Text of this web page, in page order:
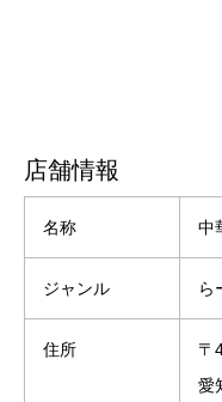
店舗情報
名称 中
ジャンル ら
住所
〒
愛